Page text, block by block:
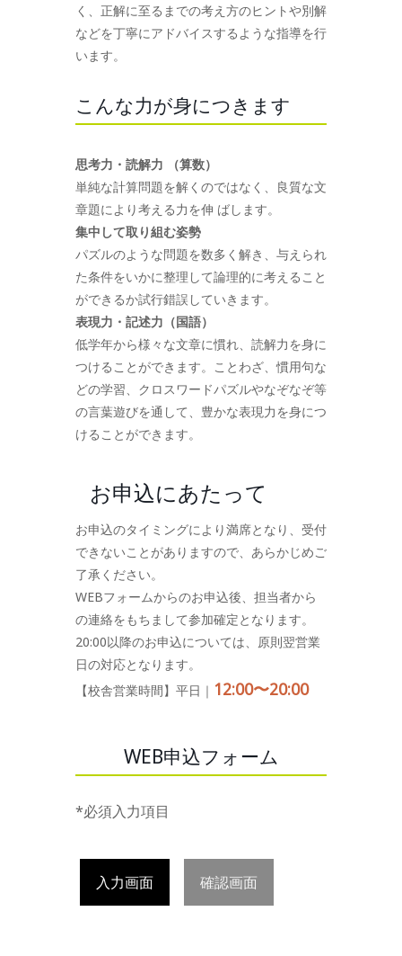
く、正解に至るまでの考え方のヒントや別解
などを丁寧にアドバイスするような指導を行
います。
こんな力が身につきます
思考力・読解力 （算数）
単純な計算問題を解くのではなく、良質な文
章題により考える力を伸 ばします。
集中して取り組む姿勢
パズルのような問題を数多く解き、与えられ
た条件をいかに整理して論理的に考えること
ができるか試行錯誤していきます。
表現力・記述力（国語）
低学年から様々な文章に慣れ、読解力を身に
つけることができます。ことわざ、慣用句な
どの学習、クロスワードパズルやなぞなぞ等
の言葉遊びを通して、豊かな表現力を身につ
けることができます。
お申込にあたって
お申込のタイミングにより満席となり、受付
できないことがありますので、あらかじめご
了承ください。
WEBフォームからのお申込後、担当者から
の連絡をもちまして参加確定となります。
20:00以降のお申込については、原則翌営業
日の対応となります。
【校舎営業時間】平日｜ 12:00〜20:00
WEB申込フォーム
*必須入力項目
入力画面 確認画面